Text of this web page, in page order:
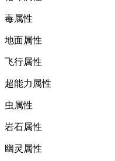
毒属性
地面属性
飞行属性
超能力属性
虫属性
岩石属性
幽灵属性